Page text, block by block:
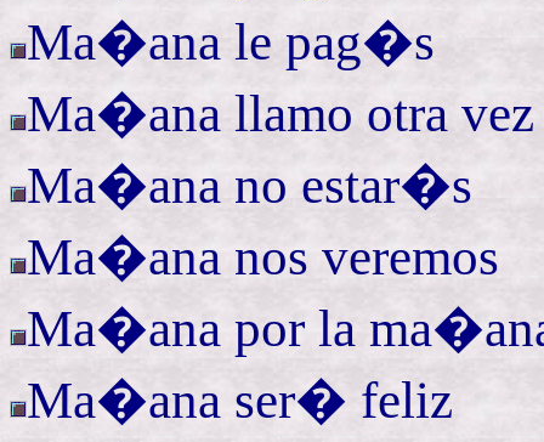
Ma�ana le pag�s
Ma�ana llamo otra vez
Ma�ana no estar�s
Ma�ana nos veremos
Ma�ana por la
Ma�ana ser� feliz